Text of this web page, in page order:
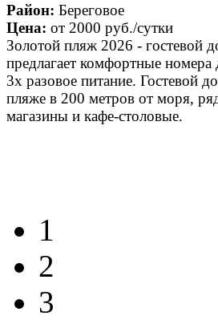
Район: Береговое
Цена: от 2000 руб./сутки
Золотой пляж 2026 - гостевой
предлагает комфортные
3х разовое питание. Гостевой
пляже в 200 метров от моря,
магазины и кафе-столовые.
1
2
3